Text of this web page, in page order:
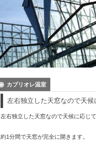
カブリオレ温室
左右独立した天窓なので天候
左右独立した天窓なので天候に応じ
約1分間で天窓が完全に開きます。